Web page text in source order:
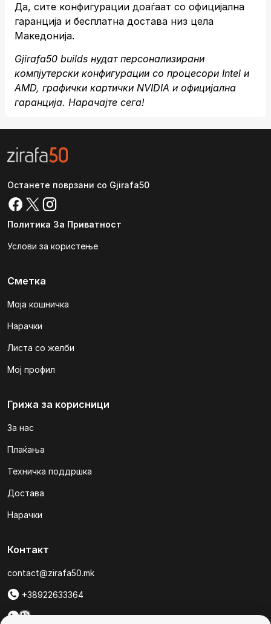
Да, сите конфигурации доаѓаат со официјална
гаранција и бесплатна достава низ цела
Македонија.
Gjirafa50 builds нудат персонализирани
компјутерски конфигурации со процесори Intel и
AMD, графички картички NVIDIA и официјална
гаранција. Нарачајте сега!
Останете поврзани со Gjirafa50
Политика За Приватност
Услови за користење
Сметка
Моја кошничка
Нарачки
Листа со желби
Мој профил
Грижа за корисници
За нас
Плаќања
Техничка поддршка
Достава
Нарачки
Контакт
contact@zirafa50.mk
+38922633364